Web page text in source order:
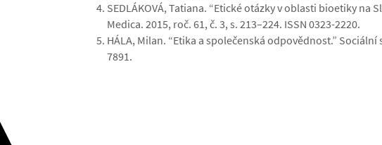
SEDLÁKOVÁ, Tatiana. “Etické otázky v oblasti bioetiky na
Medica. 2015, roč. 61, č. 3, s. 213–224. ISSN 0323-2220.
HÁLA, Milan. “Etika a společenská odpovědnost.” Sociální
7891.